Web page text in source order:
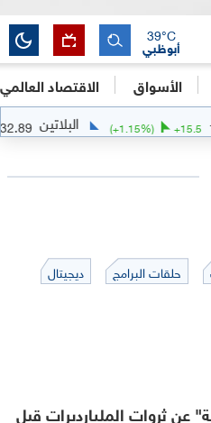
الأسواق الاقتصاد العالمي
أبوظبي
39°C
+
(+1.15 %) البلاتين 1732.89
حلقات البرامج
ديجيتال
عن ثروات المليارديرات قبل